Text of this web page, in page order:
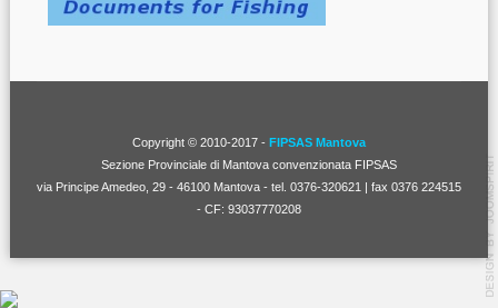
Copyright © 2010-2017 - FIPSAS Mantova
Sezione Provinciale di Mantova convenzionata FIPSAS
via Principe Amedeo, 29 - 46100 Mantova - tel. 0376-320621 | fax 0376 224515
- CF: 93037770208